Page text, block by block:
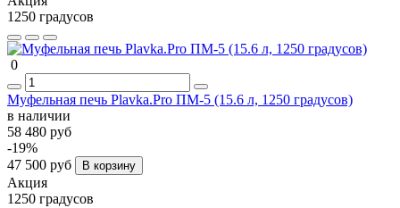
1250 градусов
0
Муфельная печь Plavka.Pro ПМ-5 (15.6 л, 1250 градусов)
в наличии
58 480 руб
-19%
47 500 руб
В корзину
Акция
1250 градусов